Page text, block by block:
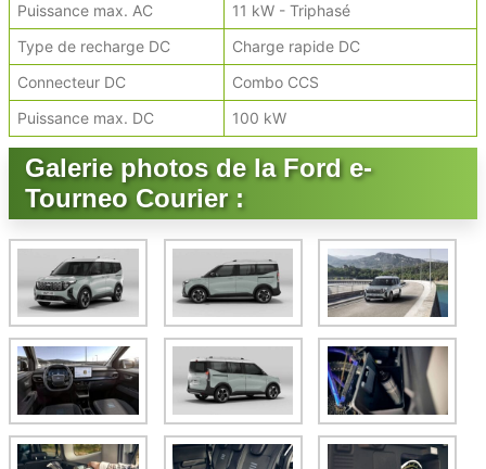
Puissance max. AC
11 kW - Triphasé
Type de recharge DC
Charge rapide DC
Connecteur DC
Combo CCS
Puissance max. DC
100 kW
Galerie photos de la Ford e-
Tourneo Courier :